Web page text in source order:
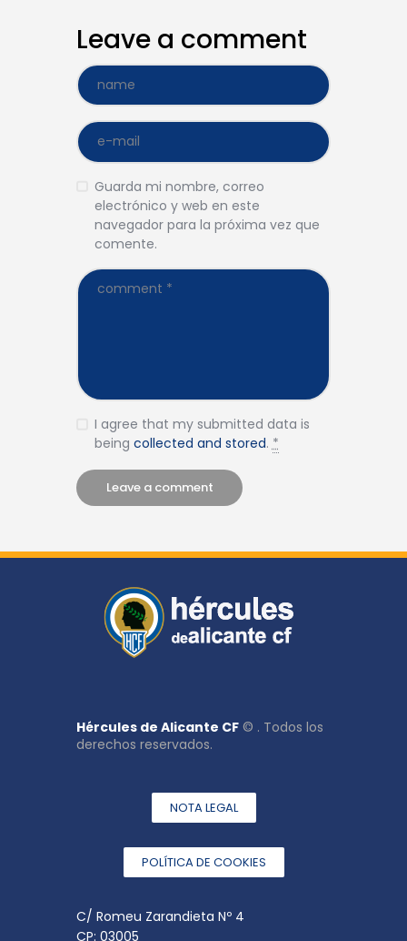
Leave a comment
Guarda mi nombre, correo
electrónico y web en este
navegador para la próxima vez que
comente.
I agree that my submitted data is
being collected and stored.*
Hércules de Alicante CF © . Todos los
derechos reservados.
NOTA LEGAL
POLÍTICA DE COOKIES
C/ Romeu Zarandieta Nº 4
CP: 03005